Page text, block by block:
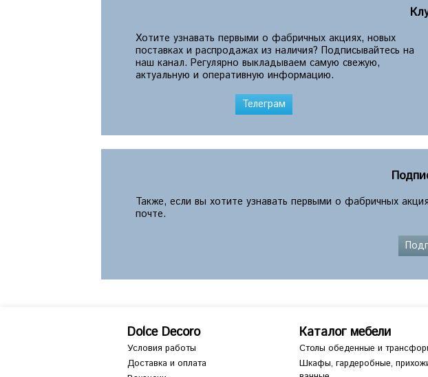
Хотите узнавать первыми о фабричных акциях, новых
поставках и распродажах из наличия? Подписывайтесь на
наш канал. Регулярно выкладываем самую свежую,
актуальную и оперативную информацию.
Телеграм
Также, если вы хотите узнавать первыми о фабричных
почте.
Dolce Decoro
Условия работы
Доставка и оплата
Каталог мебели
Столы обеденные и
Шкафы, гардеробные,